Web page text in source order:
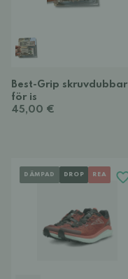
Best-Grip skruvdubbar
för is
45,00 €
DÄMPAD DROP REA